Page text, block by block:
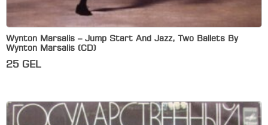
Wynton Marsalis – Jump Start And Jazz, Two Ballets By
Wynton Marsalis (CD)
25 GEL